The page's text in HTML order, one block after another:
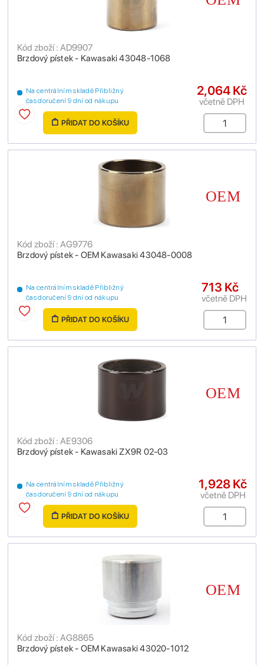
Brzdový pístek - Kawasaki 43048-1068
Kód zboží : AD9907
Na centrálním skladě Přibližný
čas doručení 9 dní od nákupu
2,064 Kč
včetně DPH
PŘIDAT DO KOŠÍKU
Brzdový pístek - OEM Kawasaki 43048-0008
Kód zboží : AG9776
Na centrálním skladě Přibližný
čas doručení 9 dní od nákupu
713 Kč
včetně DPH
PŘIDAT DO KOŠÍKU
Brzdový pístek - Kawasaki ZX9R 02-03
Kód zboží : AE9306
Na centrálním skladě Přibližný
čas doručení 9 dní od nákupu
1,928 Kč
včetně DPH
PŘIDAT DO KOŠÍKU
Brzdový pístek - OEM Kawasaki 43020-1012
Kód zboží : AG8865